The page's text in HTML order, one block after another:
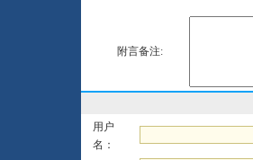
附言备注:
用户
名：